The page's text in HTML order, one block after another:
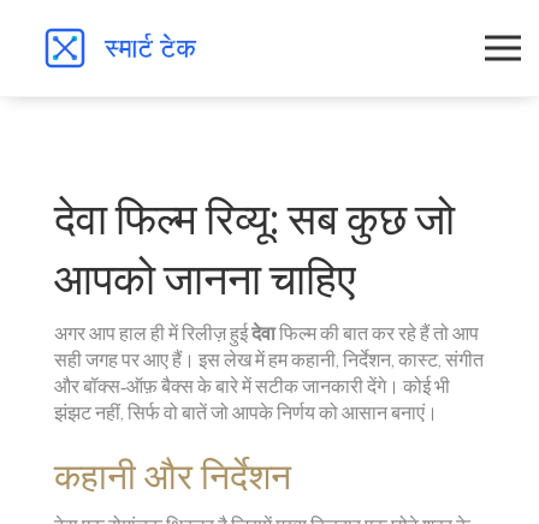
देवा फिल्म रिव्यू: सब कुछ जो
आपको जानना चाहिए
अगर आप हाल ही में रिलीज़ हुईदेवाफिल्म की बात कर रहे हैं तो आप
सही जगह पर आए हैं। इस लेख में हम कहानी, निर्देशन, कास्ट, संगीत
और बॉक्स‑ऑफ़ बैक्स के बारे में सटीक जानकारी देंगे। कोई भी
झंझट नहीं, सिर्फ वो बातें जो आपके निर्णय को आसान बनाएं।
कहानी और निर्देशन